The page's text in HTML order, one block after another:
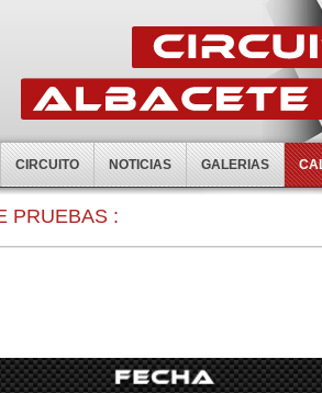
CIRCUITO NOTICIAS GALERIAS
PRUEBAS :